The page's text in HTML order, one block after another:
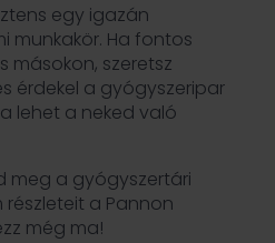
egy igazán
munkakör. Ha fontos
másokon, szeretsz
érdekel a gyógyszeripar
lehet a neked való
meg a gyógyszertári
a Pannon
még ma!